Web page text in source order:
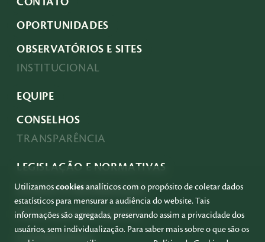
OPORTUNIDADES
OBSERVATÓRIOS E SITES
INSTITUCIONAL
EQUIPE
CONSELHOS
TRANSPARÊNCIA
LEGISLAÇÃO E NORMATIVAS
ACESSO À INFORMAÇÃO
PRESTAÇÃO DE CONTAS
GOVERNANÇA
Utilizamoscookiesanalíticos com o propósito de coletar dados
estatísticos para mensurar a audiência do website. Tais
informações são agregadas, preservando assim a privacidade dos
usuários, sem individualização. Para saber mais sobre o que são os